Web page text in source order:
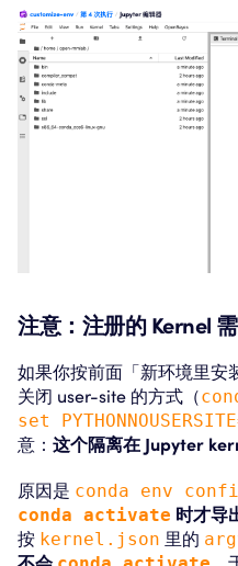
注意：注册的 Kernel
如果你按前面「新环境里安
关闭 user-site 的方式（
set
意： 这个隔离在 Jupyter
原因是 conda env
conda activate 时才导
按 kernel.json 里的